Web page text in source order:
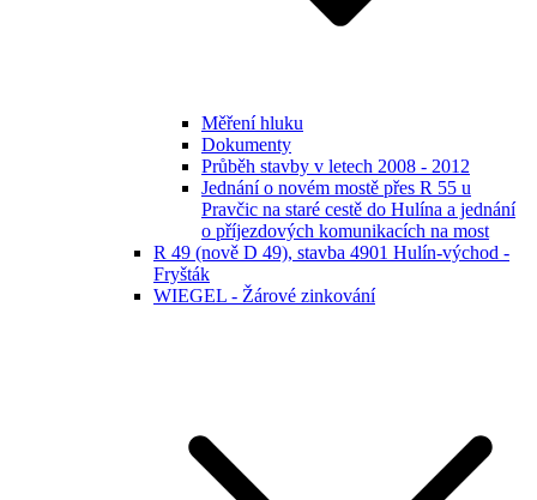
Měření hluku
Dokumenty
Průběh stavby v letech 2008 - 2012
Jednání o novém mostě přes R 55 u
Pravčic na staré cestě do Hulína a jednání
o příjezdových komunikacích na most
R 49 (nově D 49), stavba 4901 Hulín-východ -
Fryšták
WIEGEL - Žárové zinkování